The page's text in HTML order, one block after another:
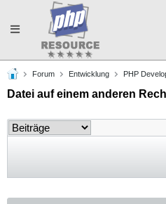
Toggle
navigation
Forum Entwicklung PHP
Datei auf einem anderen